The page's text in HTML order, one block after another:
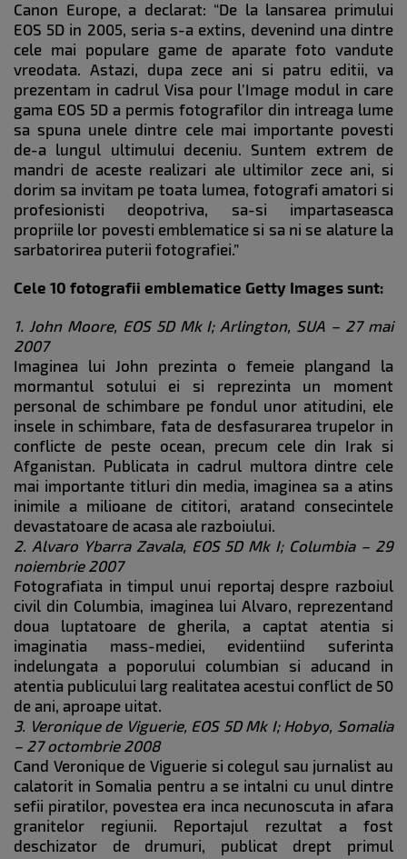
Canon Europe, a declarat: “De la lansarea primului
EOS 5D in 2005, seria s-a extins, devenind una dintre
cele mai populare game de aparate foto vandute
vreodata. Astazi, dupa zece ani si patru editii, va
prezentam in cadrul Visa pour l’Image modul in care
gama EOS 5D a permis fotografilor din intreaga lume
sa spuna unele dintre cele mai importante povesti
de-a lungul ultimului deceniu. Suntem extrem de
mandri de aceste realizari ale ultimilor zece ani, si
dorim sa invitam pe toata lumea, fotografi amatori si
profesionisti deopotriva, sa-si impartaseasca
propriile lor povesti emblematice si sa ni se alature la
sarbatorirea puterii fotografiei.”
Cele 10 fotografii emblematice Getty Images sunt:
1. John Moore, EOS 5D Mk I; Arlington, SUA – 27 mai
2007
Imaginea lui John prezinta o femeie plangand la
mormantul sotului ei si reprezinta un moment
personal de schimbare pe fondul unor atitudini, ele
insele in schimbare, fata de desfasurarea trupelor in
conflicte de peste ocean, precum cele din Irak si
Afganistan. Publicata in cadrul multora dintre cele
mai importante titluri din media, imaginea sa a atins
inimile a milioane de cititori, aratand consecintele
devastatoare de acasa ale razboiului.
2. Alvaro Ybarra Zavala, EOS 5D Mk I; Columbia – 29
noiembrie 2007
Fotografiata in timpul unui reportaj despre razboiul
civil din Columbia, imaginea lui Alvaro, reprezentand
doua luptatoare de gherila, a captat atentia si
imaginatia mass-mediei, evidentiind suferinta
indelungata a poporului columbian si aducand in
atentia publicului larg realitatea acestui conflict de 50
de ani, aproape uitat.
3. Veronique de Viguerie, EOS 5D Mk I; Hobyo, Somalia
– 27 octombrie 2008
Cand Veronique de Viguerie si colegul sau jurnalist au
calatorit in Somalia pentru a se intalni cu unul dintre
sefii piratilor, povestea era inca necunoscuta in afara
granitelor regiunii. Reportajul rezultat a fost
deschizator de drumuri, publicat drept primul